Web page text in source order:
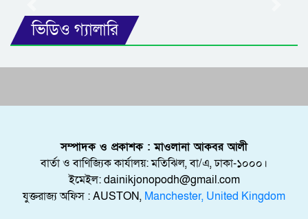
Previous
ভিডিও গ্যালারি
সম্পাদক ও প্রকাশক : মাওলানা আকবর আলী
বার্তা ও বাণিজ্যিক কার্যালয়: মতিঝিল, বা/এ, ঢাকা-১০০০।
ইমেইল: dainikjonopodh@gmail.com
যুক্তরাজ্য অফিস : AUSTON, Manchester, United Kingdom